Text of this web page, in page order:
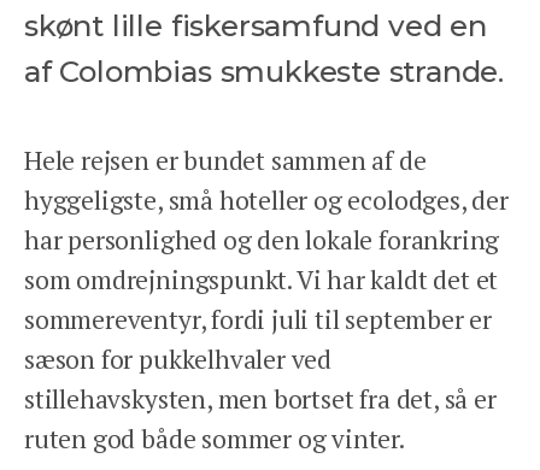
skønt lille fiskersamfund ved en
af Colombias smukkeste strande.
Hele rejsen er bundet sammen af de
hyggeligste, små hoteller og ecolodges, der
har personlighed og den lokale forankring
som omdrejningspunkt. Vi har kaldt det et
sommereventyr, fordi juli til september er
sæson for pukkelhvaler ved
stillehavskysten, men bortset fra det, så er
ruten god både sommer og vinter.